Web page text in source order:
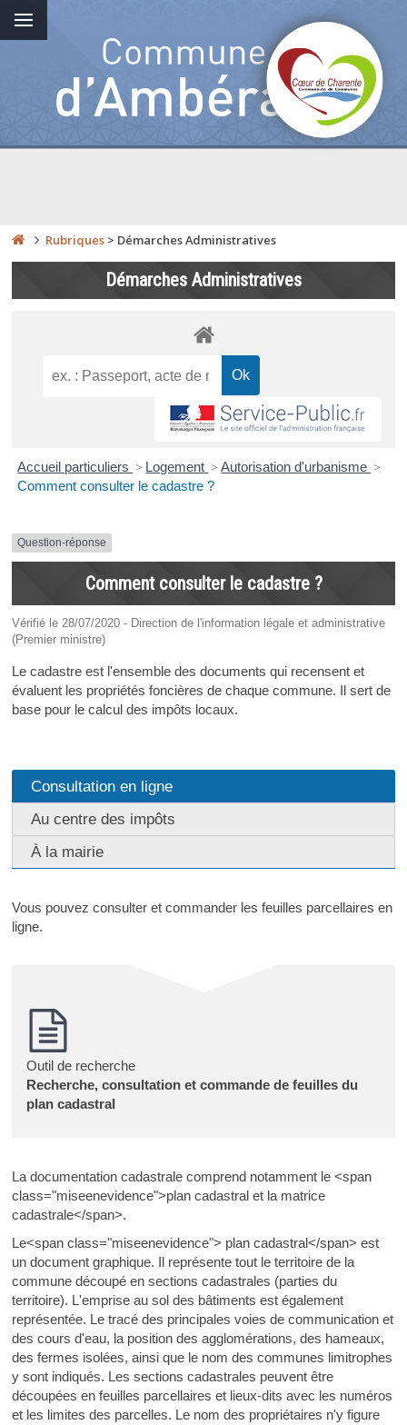
Rubriques > Démarches Administratives
Démarches Administratives
Accueil particuliers > Logement > Autorisation d'urbanisme >
Comment consulter le cadastre ?
Question-réponse
Comment consulter le cadastre ?
Vérifié le 28/07/2020 - Direction de l'information légale et administrative
(Premier ministre)
Le cadastre est l'ensemble des documents qui recensent et
évaluent les propriétés foncières de chaque commune. Il sert de
base pour le calcul des impôts locaux.
Consultation en ligne
Au centre des impôts
À la mairie
Vous pouvez consulter et commander les feuilles parcellaires en
ligne.
Outil de recherche
Recherche, consultation et commande de feuilles du
plan cadastral
La documentation cadastrale comprend notamment le <span
class="miseenevidence">plan cadastral et la matrice
cadastrale</span>.
Le<span class="miseenevidence"> plan cadastral</span> est
un document graphique. Il représente tout le territoire de la
commune découpé en sections cadastrales (parties du
territoire). L'emprise au sol des bâtiments est également
représentée. Le tracé des principales voies de communication et
des cours d'eau, la position des agglomérations, des hameaux,
des fermes isolées, ainsi que le nom des communes limitrophes
y sont indiqués. Les sections cadastrales peuvent être
découpées en feuilles parcellaires et lieux-dits avec les numéros
et les limites des parcelles. Le nom des propriétaires n'y figure